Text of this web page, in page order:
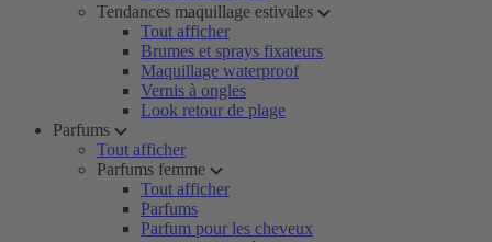
Tendances maquillage estivales
Tout afficher
Brumes et sprays fixateurs
Maquillage waterproof
Vernis à ongles
Look retour de plage
Parfums
Tout afficher
Parfums femme
Tout afficher
Parfums
Parfum pour les cheveux